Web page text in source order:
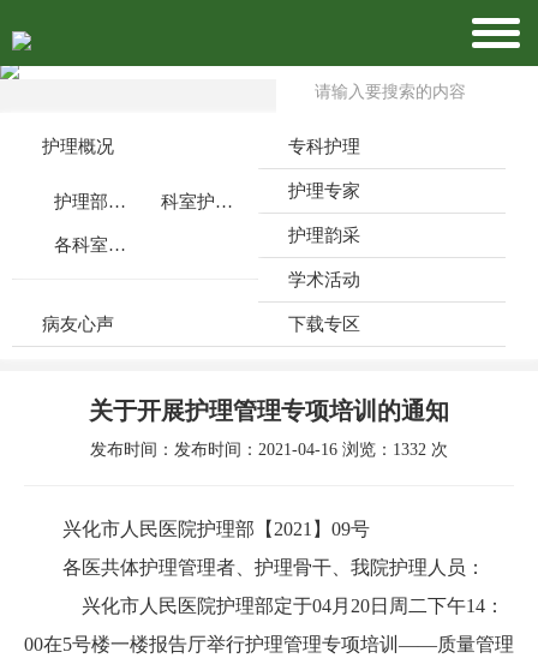
护理概况
护理部介绍 科室护理特色
各科室公众号
专科护理
护理专家
护理韵采
学术活动
病友心声 下载专区
关于开展护理管理专项培训的通知
发布时间：发布时间：2021-04-16 浏览：1332 次
兴化市人民医院护理部【 2021 】 09号
各医共体护理管理者、护理骨干、我院护理人员：
兴化市人民医院护理部定于04月20日周二下午14：
00在5号楼一楼报告厅举行护理管理专项培训——质量管理